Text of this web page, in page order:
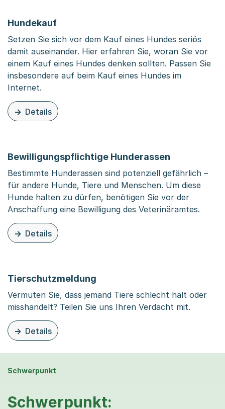
Hundekauf
Setzen Sie sich vor dem Kauf eines Hundes seriös
damit auseinander. Hier erfahren Sie, woran Sie vor
einem Kauf eines Hundes denken sollten. Passen Sie
insbesondere auf beim Kauf eines Hundes im
Internet.
Details
zu diesem Thema: Hundekauf
Bewilligungspflichtige Hunderassen
Bestimmte Hunderassen sind potenziell gefährlich –
für andere Hunde, Tiere und Menschen. Um diese
Hunde halten zu dürfen, benötigen Sie vor der
Anschaffung eine Bewilligung des Veterinäramtes.
Details
zu diesem Thema: Bewilligungspflichtige Hunderassen
Tierschutzmeldung
Vermuten Sie, dass jemand Tiere schlecht hält oder
misshandelt? Teilen Sie uns Ihren Verdacht mit.
Details
zu diesem Thema: Tierschutzmeldung
Schwerpunkt
Schwerpunkt: